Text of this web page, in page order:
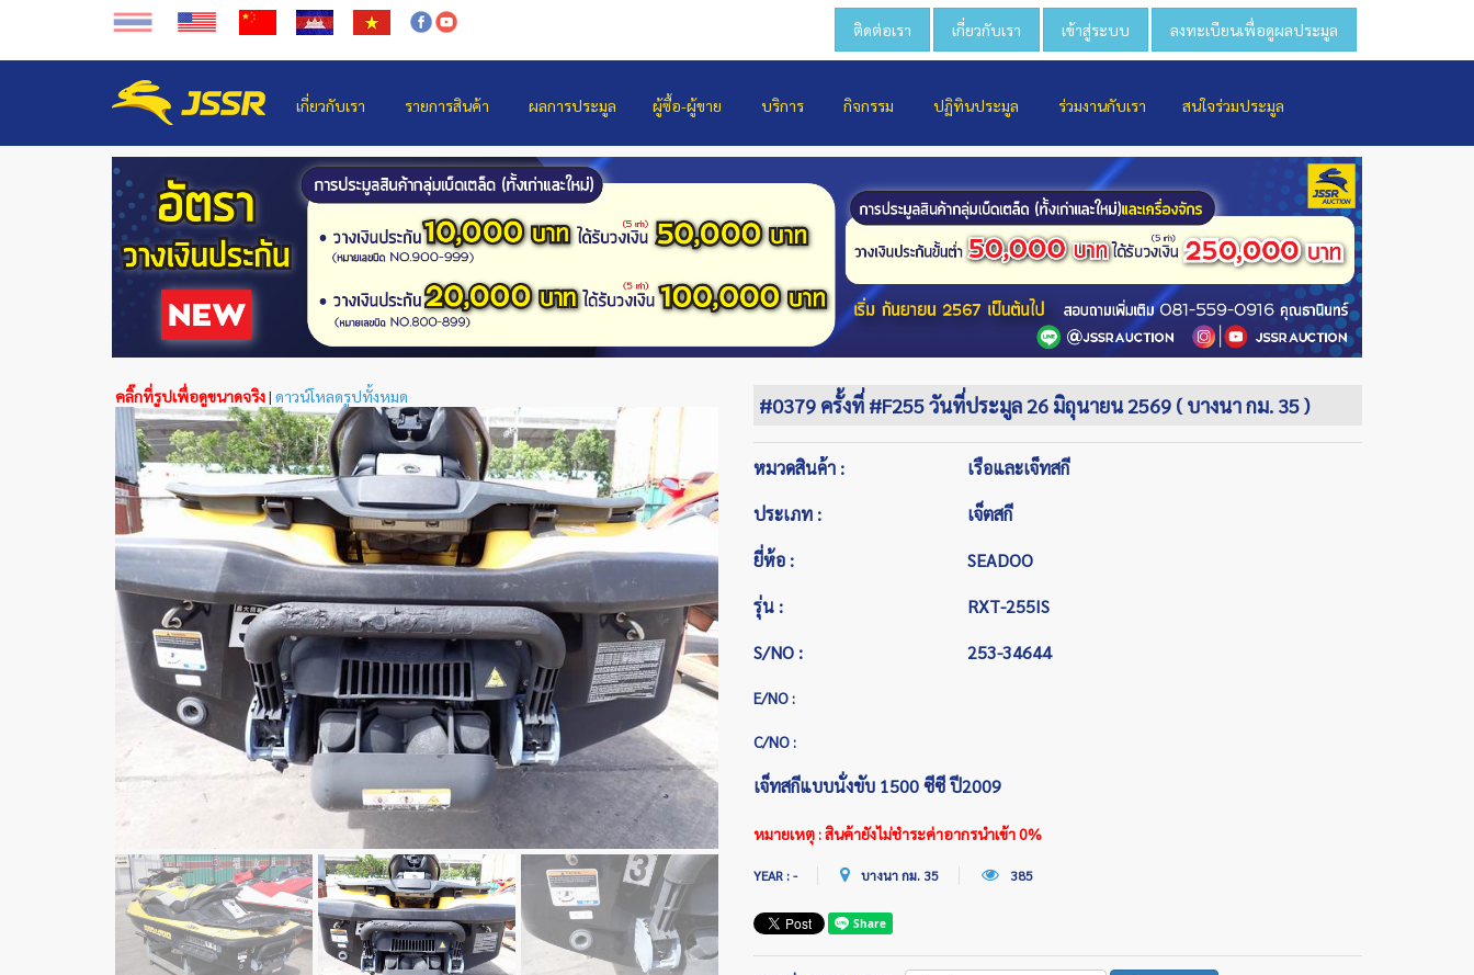
ติดต่อเรา เกี่ยวกับเรา เข้าสู่ระบบ ลงทะเบียนเพื่อดูผลประมูล
เกี่ยวกับเรา รายการสินค้า ผลการประมูล ผู้ซื้อ-ผู้ขาย บริการ กิจกรรม ปฏิทินประมูล ร่วมงานกับเรา สนใจร่วมประมูล
คลิ๊กที่รูปเพื่อดูขนาดจริง| ดาวน์โหลดรูปทั้งหมด #0379 ครั้งที่ #F255 วันที่ประมูล 26 มิถุนายน 2569 ( บางนา กม. 35 )
หมวดสินค้า :
เรือและเจ็ทสกี
ประเภท :
เจ็ตสกี
ยี่ห้อ :
SEADOO
รุ่น :
RXT-255IS
S/NO :
253-34644
E/NO :
C/NO :
เจ็ทสกีแบบนั่งขับ 1500 ซีซี ปี2009
หมายเหตุ : สินค้ายังไม่ชำระค่าอากรนำเข้า 0%
YEAR : - บางนา กม. 35 385